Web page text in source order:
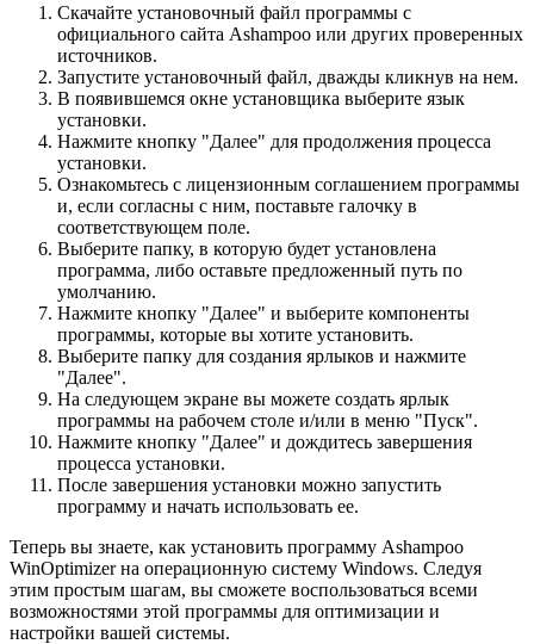
Скачайте установочный файл программы с
официального сайта Ashampoo или других проверенных
источников.
Запустите установочный файл, дважды кликнув на нем.
В появившемся окне установщика выберите язык
установки.
Нажмите кнопку "Далее" для продолжения процесса
установки.
Ознакомьтесь с лицензионным соглашением программы
и, если согласны с ним, поставьте галочку в
соответствующем поле.
Выберите папку, в которую будет установлена
программа, либо оставьте предложенный путь по
умолчанию.
Нажмите кнопку "Далее" и выберите компоненты
программы, которые вы хотите установить.
Выберите папку для создания ярлыков и нажмите
"Далее".
На следующем экране вы можете создать ярлык
программы на рабочем столе и/или в меню "Пуск".
Нажмите кнопку "Далее" и дождитесь завершения
процесса установки.
После завершения установки можно запустить
программу и начать использовать ее.
Теперь вы знаете, как установить программу Ashampoo
WinOptimizer на операционную систему Windows. Следуя
этим простым шагам, вы сможете воспользоваться всеми
возможностями этой программы для оптимизации и
настройки вашей системы.